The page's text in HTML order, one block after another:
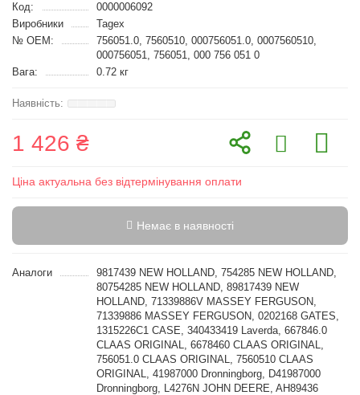
Код:
0000006092
Виробники
Tagex
№ OEM:
756051.0, 7560510, 000756051.0, 0007560510,
000756051, 756051, 000 756 051 0
Вага:
0.72 кг
1 426 ₴
Ціна актуальна без відтермінування оплати
Немає в наявності
Аналоги
9817439 NEW HOLLAND, 754285 NEW HOLLAND,
80754285 NEW HOLLAND, 89817439 NEW
HOLLAND, 71339886V MASSEY FERGUSON,
71339886 MASSEY FERGUSON, 0202168 GATES,
1315226C1 CASE, 340433419 Laverda, 667846.0
CLAAS ORIGINAL, 6678460 CLAAS ORIGINAL,
756051.0 CLAAS ORIGINAL, 7560510 CLAAS
ORIGINAL, 41987000 Dronningborg, D41987000
Dronningborg, L4276N JOHN DEERE, AH89436